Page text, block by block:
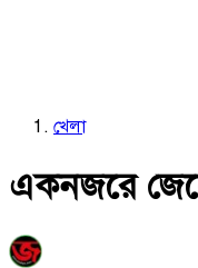
খেলা
একনজরে